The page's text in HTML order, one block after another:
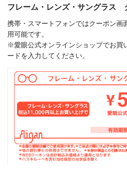
フレーム・レンズ・サングラス
携帯・スマートフォンではクーポン画
用可能です。
※愛眼公式オンラインショップでお買
ードを入力してください。